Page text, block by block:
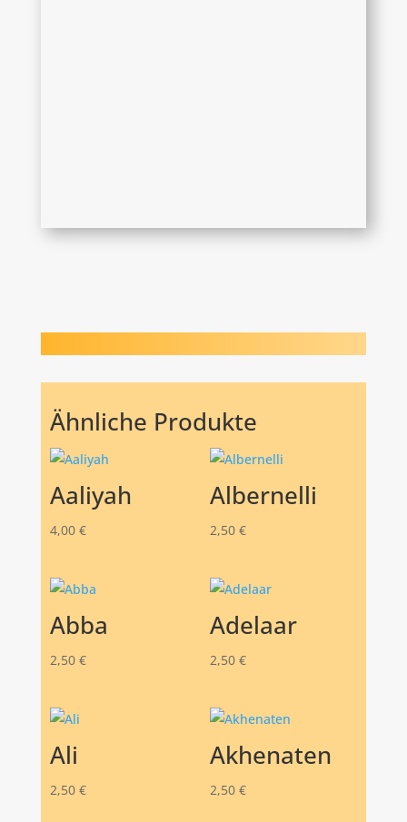
Ähnliche Produkte
Aaliyah
4,00 €
Albernelli
2,50 €
Abba
2,50 €
Adelaar
2,50 €
Ali
2,50 €
Akhenaten
2,50 €